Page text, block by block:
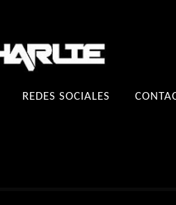
REDES SOCIALES